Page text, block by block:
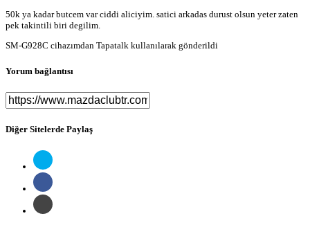
50k ya kadar butcem var ciddi aliciyim. satici arkadas durust olsun yeter zaten
pek takintili biri degilim.
SM-G928C cihazımdan Tapatalk kullanılarak gönderildi
Yorum bağlantısı
Diğer Sitelerde Paylaş